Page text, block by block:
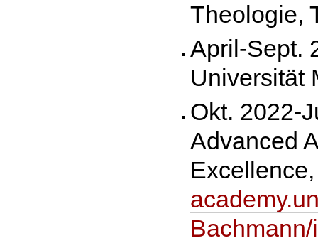
Theologie,
April-Sept.
Universität
Okt. 2022-
Advanced